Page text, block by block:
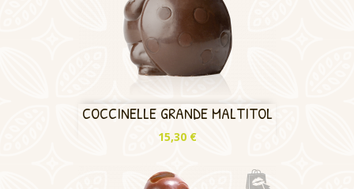
COCCINELLE GRANDE MALTITOL
Prix
15,30 €